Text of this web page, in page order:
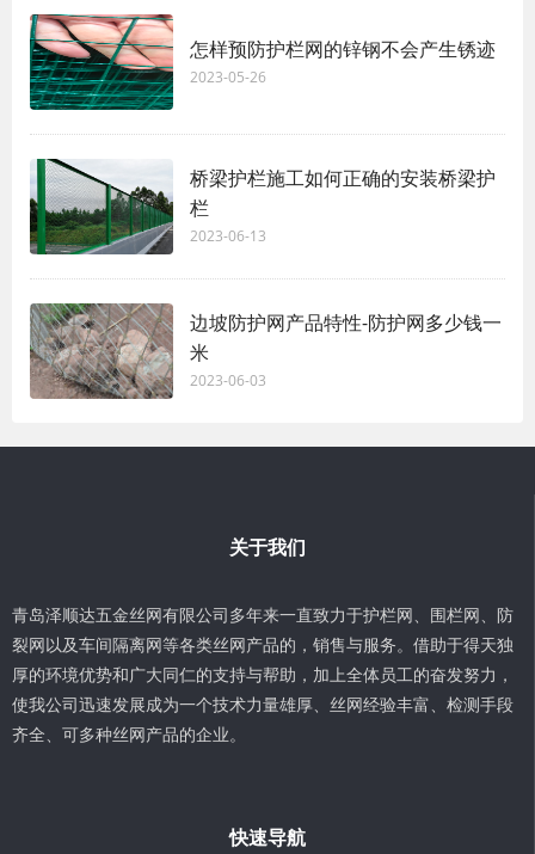
怎样预防护栏网的锌钢不会产生锈迹
2023-05-26
桥梁护栏施工如何正确的安装桥梁护
栏
2023-06-13
边坡防护网产品特性-防护网多少钱一
米
2023-06-03
关于我们
青岛泽顺达五金丝网有限公司多年来一直致力于护栏网、围栏网、防
裂网以及车间隔离网等各类丝网产品的，销售与服务。借助于得天独
厚的环境优势和广大同仁的支持与帮助，加上全体员工的奋发努力，
使我公司迅速发展成为一个技术力量雄厚、丝网经验丰富、检测手段
齐全、可多种丝网产品的企业。
快速导航